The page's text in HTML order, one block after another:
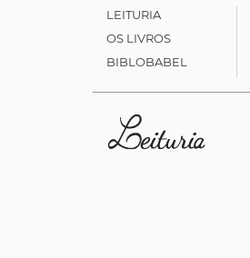
LEITURIA
OS LIVROS
BIBLOBABEL